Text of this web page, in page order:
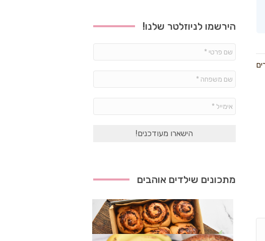
הירשמו לניוזלטר שלנו!
פרטי
משפחה
*
מתכונים שילדים אוהבים